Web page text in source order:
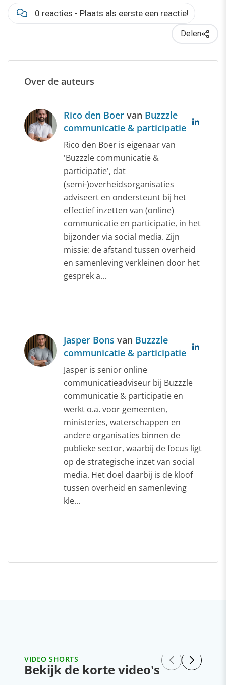
0 reacties - Plaats als eerste een reactie!
Delen
Over de auteurs
Rico den Boer van Buzzzle
communicatie & participatie
Rico den Boer is eigenaar van
'Buzzzle communicatie &
participatie', dat
(semi-)overheidsorganisaties
adviseert en ondersteunt bij het
effectief inzetten van (online)
communicatie en participatie, in het
bijzonder via social media. Zijn
missie: de afstand tussen overheid
en samenleving verkleinen door het
gesprek a...
Jasper Bons van Buzzzle
communicatie & participatie
Jasper is senior online
communicatieadviseur bij Buzzzle
communicatie & participatie en
werkt o.a. voor gemeenten,
ministeries, waterschappen en
andere organisaties binnen de
publieke sector, waarbij de focus ligt
op de strategische inzet van social
media. Het doel daarbij is de kloof
tussen overheid en samenleving
kle...
VIDEO SHORTS
Bekijk de korte video's